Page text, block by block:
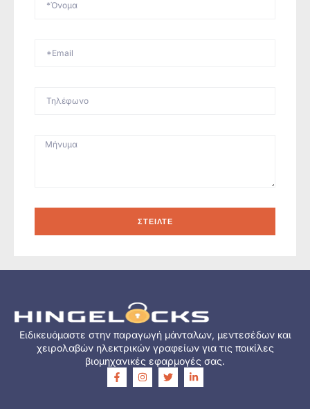
ΣΤΕΊΛΤΕ
Ειδικευόμαστε στην παραγωγή μάνταλων, μεντεσέδων και
χειρολαβών ηλεκτρικών γραφείων για τις ποικίλες
βιομηχανικές εφαρμογές σας.